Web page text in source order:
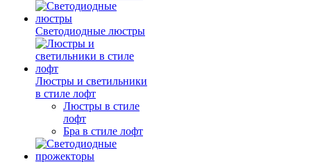
Светодиодные люстры
Люстры и светильники
в стиле лофт
Люстры в стиле
лофт
Бра в стиле лофт